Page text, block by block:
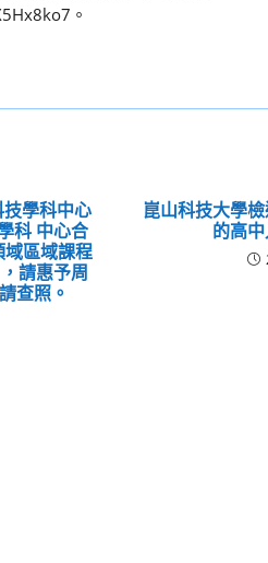
。
學科中心
科 中心合
區域課程
請惠予周
查照。
崑山科技大學
的高